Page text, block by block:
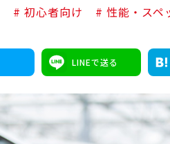
# 初心者向け # 性能・スペ
LINEで送る